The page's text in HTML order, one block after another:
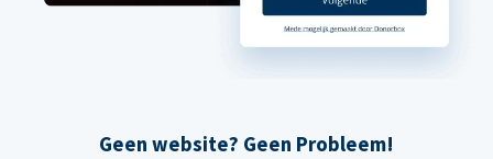
Geen website? Geen Probleem!